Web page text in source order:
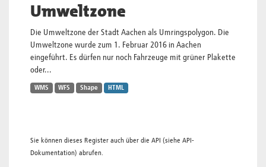
Umweltzone
Die Umweltzone der Stadt Aachen als Umringspolygon. Die
Umweltzone wurde zum 1. Februar 2016 in Aachen
eingeführt. Es dürfen nur noch Fahrzeuge mit grüner Plakette
oder...
WMS WFS Shape HTML
Sie können dieses Register auch über die API (siehe API-
Dokumentation) abrufen.